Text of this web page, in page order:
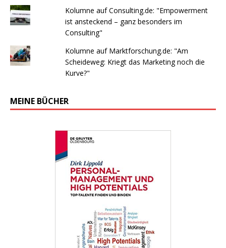
Kolumne auf Consulting.de: "Empowerment
ist ansteckend – ganz besonders im
Consulting"
Kolumne auf Marktforschung.de: "Am
Scheideweg: Kriegt das Marketing noch die
Kurve?"
MEINE BÜCHER